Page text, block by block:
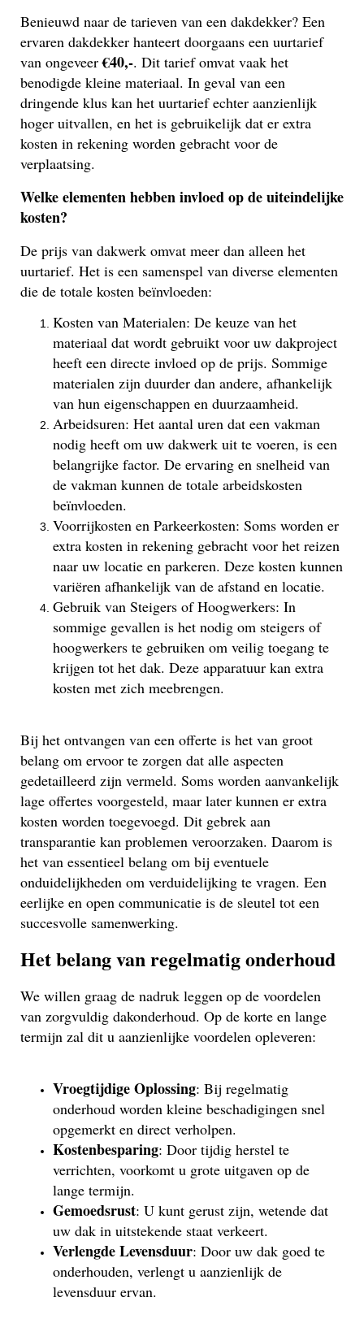
Benieuwd naar de tarieven van een dakdekker? Een
ervaren dakdekker hanteert doorgaans een uurtarief
van ongeveer€40,-. Dit tarief omvat vaak het
benodigde kleine materiaal. In geval van een
dringende klus kan het uurtarief echter aanzienlijk
hoger uitvallen, en het is gebruikelijk dat er extra
kosten in rekening worden gebracht voor de
verplaatsing.
Welke elementen hebben invloed op de uiteindelijke
kosten?
De prijs van dakwerk omvat meer dan alleen het
uurtarief. Het is een samenspel van diverse elementen
die de totale kosten beïnvloeden:
Kosten van Materialen: De keuze van het
materiaal dat wordt gebruikt voor uw dakproject
heeft een directe invloed op de prijs. Sommige
materialen zijn duurder dan andere, afhankelijk
van hun eigenschappen en duurzaamheid.
Arbeidsuren: Het aantal uren dat een vakman
nodig heeft om uw dakwerk uit te voeren, is een
belangrijke factor. De ervaring en snelheid van
de vakman kunnen de totale arbeidskosten
beïnvloeden.
Voorrijkosten en Parkeerkosten: Soms worden er
extra kosten in rekening gebracht voor het reizen
naar uw locatie en parkeren. Deze kosten kunnen
variëren afhankelijk van de afstand en locatie.
Gebruik van Steigers of Hoogwerkers: In
sommige gevallen is het nodig om steigers of
hoogwerkers te gebruiken om veilig toegang te
krijgen tot het dak. Deze apparatuur kan extra
kosten met zich meebrengen.
Bij het ontvangen van een offerte is het van groot
belang om ervoor te zorgen dat alle aspecten
gedetailleerd zijn vermeld. Soms worden aanvankelijk
lage offertes voorgesteld, maar later kunnen er extra
kosten worden toegevoegd. Dit gebrek aan
transparantie kan problemen veroorzaken. Daarom is
het van essentieel belang om bij eventuele
onduidelijkheden om verduidelijking te vragen. Een
eerlijke en open communicatie is de sleutel tot een
succesvolle samenwerking.
Het belang van regelmatig onderhoud
We willen graag de nadruk leggen op de voordelen
van zorgvuldig dakonderhoud. Op de korte en lange
termijn zal dit u aanzienlijke voordelen opleveren:
Vroegtijdige Oplossing: Bij regelmatig
onderhoud worden kleine beschadigingen snel
opgemerkt en direct verholpen.
Kostenbesparing: Door tijdig herstel te
verrichten, voorkomt u grote uitgaven op de
lange termijn.
Gemoedsrust: U kunt gerust zijn, wetende dat
uw dak in uitstekende staat verkeert.
Verlengde Levensduur: Door uw dak goed te
onderhouden, verlengt u aanzienlijk de
levensduur ervan.